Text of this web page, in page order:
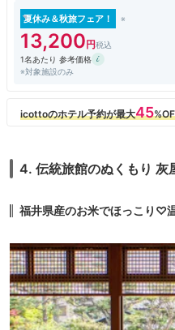
夏休み＆秋旅フェア！
13,200
1名あたり 参考価格
※対象施設のみ
4. 伝統旅館のぬくもり 灰
福井県産のお米でほっこり♡